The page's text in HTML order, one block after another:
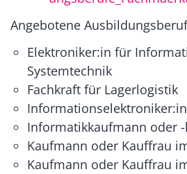
Angebotene
Elektroniker:in für
Systemtechnik
Fachkraft für Lagerlogistik
Informationselektroniker:in
Informatikkaufmann oder
Kaufmann oder Kauffrau
Kaufmann oder Kauffrau